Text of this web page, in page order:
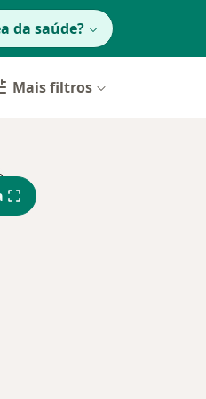
da saúde?
Mais filtros
Qua
12 Ago